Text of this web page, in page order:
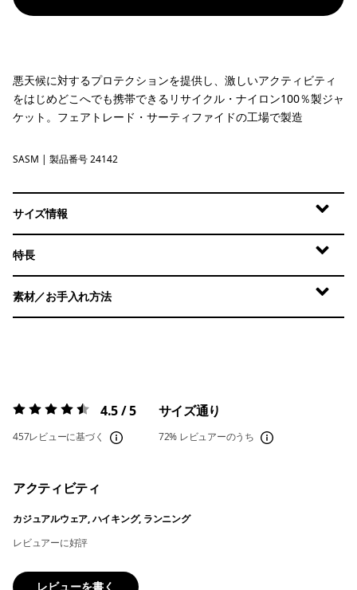
悪天候に対するプロテクションを提供し、激しいアクティビティ
をはじめどこへでも携帯できるリサイクル・ナイロン100％製ジャ
ケット。フェアトレード・サーティファイドの工場で製造
Sastrugi: Summit Blue
SASM | 製品番号 24142
サイズ情報
特長
素材／お手入れ方法
評価:4.5 / 5 4.5 / 5
457レビューに基づく
サイズ通り
72% レビュアーのうち
アクティビティ
カジュアルウェア, ハイキング, ランニング
レビュアーに好評
レビューを書く